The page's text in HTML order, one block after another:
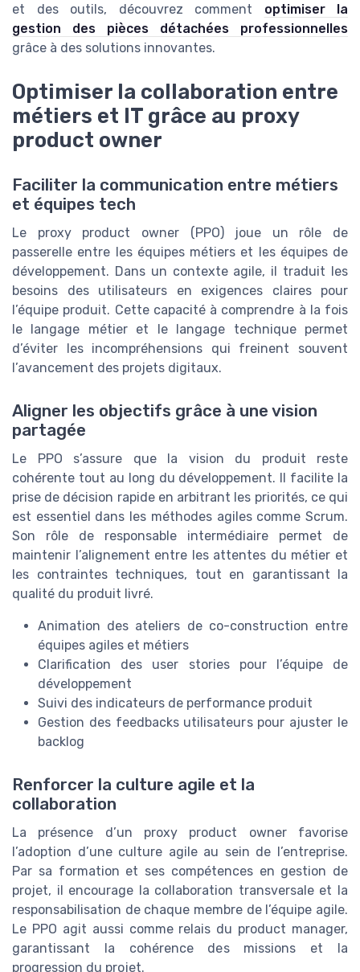
et des outils, découvrez comment optimiser la
gestion des pièces détachées professionnelles
grâce à des solutions innovantes.
Optimiser la collaboration entre
métiers et IT grâce au proxy
product owner
Faciliter la communication entre métiers
et équipes tech
Le proxy product owner (PPO) joue un rôle de
passerelle entre les équipes métiers et les équipes de
développement. Dans un contexte agile, il traduit les
besoins des utilisateurs en exigences claires pour
l’équipe produit. Cette capacité à comprendre à la fois
le langage métier et le langage technique permet
d’éviter les incompréhensions qui freinent souvent
l’avancement des projets digitaux.
Aligner les objectifs grâce à une vision
partagée
Le PPO s’assure que la vision du produit reste
cohérente tout au long du développement. Il facilite la
prise de décision rapide en arbitrant les priorités, ce qui
est essentiel dans les méthodes agiles comme Scrum.
Son rôle de responsable intermédiaire permet de
maintenir l’alignement entre les attentes du métier et
les contraintes techniques, tout en garantissant la
qualité du produit livré.
Animation des ateliers de co-construction entre
équipes agiles et métiers
Clarification des user stories pour l’équipe de
développement
Suivi des indicateurs de performance produit
Gestion des feedbacks utilisateurs pour ajuster le
backlog
Renforcer la culture agile et la
collaboration
La présence d’un proxy product owner favorise
l’adoption d’une culture agile au sein de l’entreprise.
Par sa formation et ses compétences en gestion de
projet, il encourage la collaboration transversale et la
responsabilisation de chaque membre de l’équipe agile.
Le PPO agit aussi comme relais du product manager,
garantissant la cohérence des missions et la
progression du projet.